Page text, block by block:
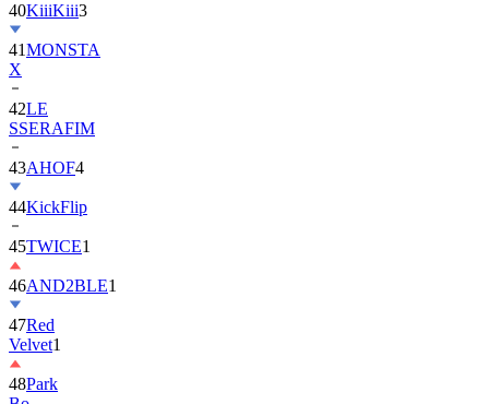
41MONSTA
X
42
SSERAFIM
43AHOF4
44KickFlip
45TWICE1
46AND2BLE
47Red
Velvet
48Park
Bo-
young1